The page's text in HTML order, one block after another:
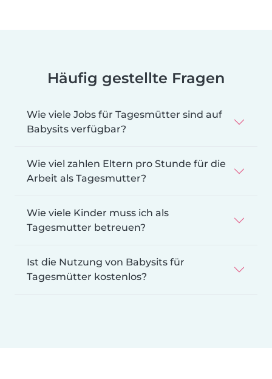
Häufig gestellte Fragen
Wie viele Jobs für Tagesmütter sind auf
Babysits verfügbar?
Wie viel zahlen Eltern pro Stunde für die
Arbeit als Tagesmutter?
Wie viele Kinder muss ich als
Tagesmutter betreuen?
Ist die Nutzung von Babysits für
Tagesmütter kostenlos?